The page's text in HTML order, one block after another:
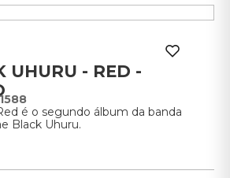
UHURU - RED -
é o segundo álbum da banda
Black Uhuru.